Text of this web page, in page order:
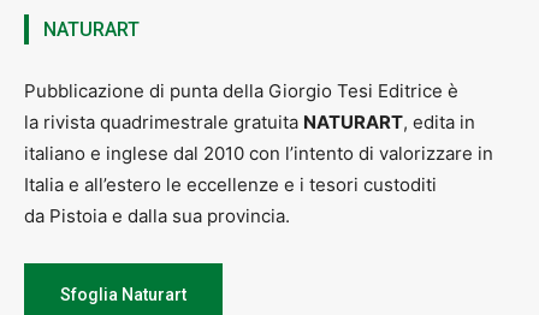
NATURART
Pubblicazione di punta della Giorgio Tesi Editrice è
la rivista quadrimestrale gratuita NATURART, edita in
italiano e inglese dal 2010 con l’intento di valorizzare in
Italia e all’estero le eccellenze e i tesori custoditi
da Pistoia e dalla sua provincia.
Sfoglia Naturart